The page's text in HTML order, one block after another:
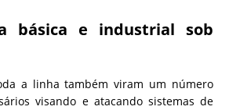
básica e industrial sob
a linha também viram um número
visando e atacando sistemas de